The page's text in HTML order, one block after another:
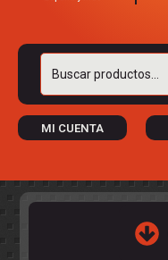
Buscar
MI CUENTA